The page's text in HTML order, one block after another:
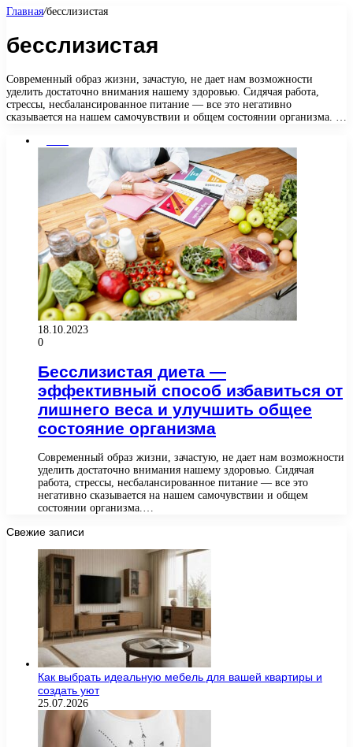
Главная/бесслизистая
бесслизистая
Современный образ жизни, зачастую, не дает нам возможности
уделить достаточно внимания нашему здоровью. Сидячая работа,
стрессы, несбалансированное питание — все это негативно
сказывается на нашем самочувствии и общем состоянии организма. …
18.10.2023
0
Бесслизистая диета —
эффективный способ избавиться от
лишнего веса и улучшить общее
состояние организма
Современный образ жизни, зачастую, не дает нам возможности
уделить достаточно внимания нашему здоровью. Сидячая
работа, стрессы, несбалансированное питание — все это
негативно сказывается на нашем самочувствии и общем
состоянии организма.…
Свежие записи
Как выбрать идеальную мебель для вашей квартиры и
создать уют
25.07.2026